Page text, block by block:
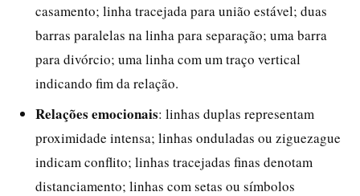
casamento; linha tracejada para união estável; duas
barras paralelas na linha para separação; uma barra
para divórcio; uma linha com um traço vertical
indicando fim da relação.
Relações emocionais: linhas duplas representam
proximidade intensa; linhas onduladas ou ziguezague
indicam conflito; linhas tracejadas finas denotam
distanciamento; linhas com setas ou símbolos